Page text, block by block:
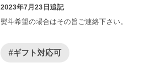
2023年7月23日追記
熨斗希望の場合はその旨ご連絡下さい。
#ギフト対応可